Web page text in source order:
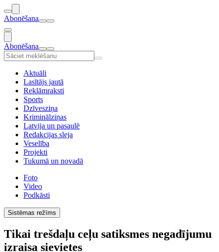
Abonēšana
Abonēšana
Aktuāli
Lasītājs jautā
Reklāmraksti
Sports
Dzīvesziņa
Kriminālziņas
Latvija un pasaulē
Redakcijas sleja
Veselība
Projekti
Tukumā un novadā
Foto
Video
Podkāsti
Sistēmas režīms
Tikai trešdaļu ceļu satiksmes negadījumu
izraisa sievietes